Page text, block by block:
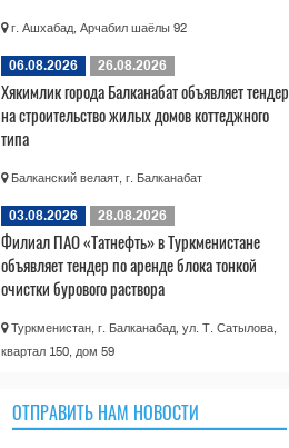
г. Ашхабад, Арчабил шаёлы 92
06.08.2026 26.08.2026
Хякимлик города Балканабат объявляет тендер
на строительство жилых домов коттеджного
типа
Балканский велаят, г. Балканабат
03.08.2026 28.08.2026
Филиал ПАО «Татнефть» в Туркменистане
объявляет тендер по аренде блока тонкой
очистки бурового раствора
Туркменистан, г. Балканабад, ул. Т. Сатылова,
квартал 150, дом 59
ОТПРАВИТЬ НАМ НОВОСТИ